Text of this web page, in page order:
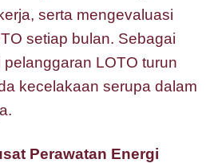
serta mengevaluasi
setiap bulan. Sebagai
LOTO turun
kecelakaan serupa dalam
Perawatan Energi